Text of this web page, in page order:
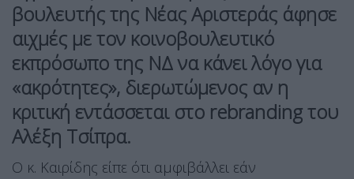
βουλευτής της Νέας Αριστεράς άφησε
αιχμές με τον κοινοβουλευτικό
εκπρόσωπο της ΝΔ να κάνει λόγο για
«ακρότητες», διερωτώμενος αν η
κριτική εντάσσεται στο rebranding του
Αλέξη Τσίπρα.
Ο κ. Καιρίδης είπε ότι αμφιβάλλει εάν